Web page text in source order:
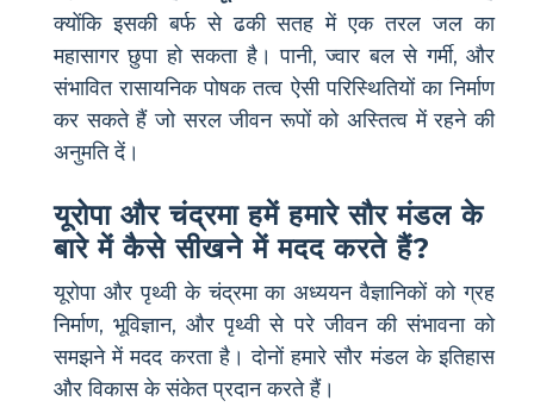
क्योंकि इसकी बर्फ से ढकी सतह में एक तरल जल का
महासागर छुपा हो सकता है। पानी, ज्वार बल से गर्मी, और
संभावित रासायनिक पोषक तत्व ऐसी परिस्थितियों का निर्माण
कर सकते हैं जो सरल जीवन रूपों को अस्तित्व में रहने की
अनुमति दें।
यूरोपा और चंद्रमा हमें हमारे सौर मंडल के
बारे में कैसे सीखने में मदद करते हैं?
यूरोपा और पृथ्वी के चंद्रमा का अध्ययन वैज्ञानिकों को ग्रह
निर्माण, भूविज्ञान, और पृथ्वी से परे जीवन की संभावना को
समझने में मदद करता है। दोनों हमारे सौर मंडल के इतिहास
और विकास के संकेत प्रदान करते हैं।